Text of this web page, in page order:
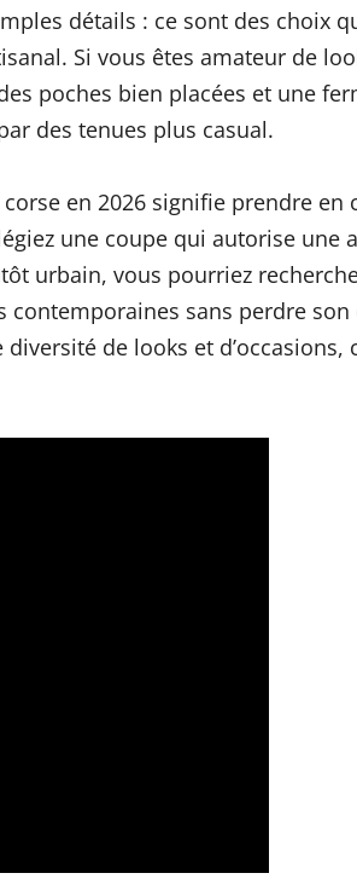
détails : ce sont des choix
Si vous êtes amateur de
poches bien placées et une
des tenues plus casual.
en 2026 signifie prendre en
une coupe qui autorise
urbain, vous pourriez
sans perdre
de looks et